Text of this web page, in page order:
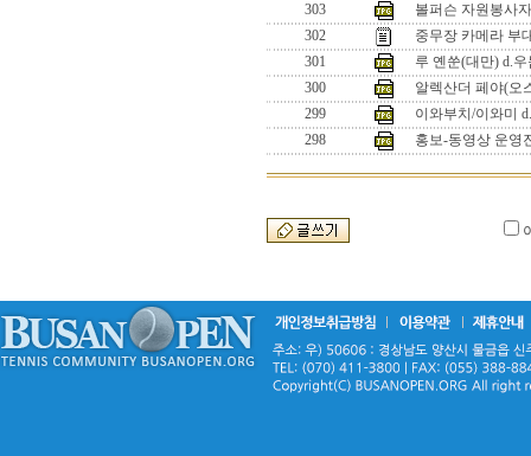
303
볼퍼슨 자원봉사
302
중무장 카메라 부
301
루 옌쑨(대만) d.
300
알렉산더 페야(오
299
이와부치/이와미
298
홍보-동영상 운영